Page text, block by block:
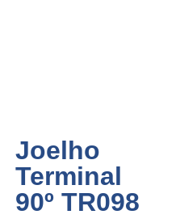
Joelho
Terminal
90º TR098